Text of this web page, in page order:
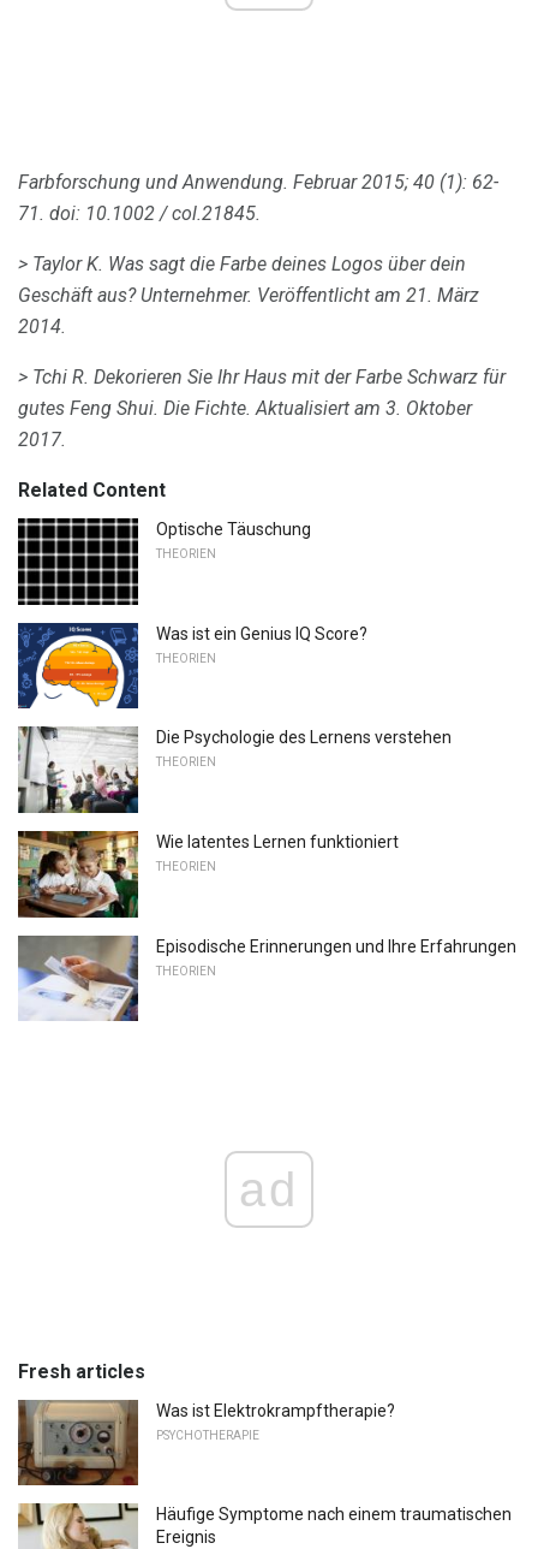
Farbforschung und Anwendung. Februar 2015; 40 (1): 62-
71. doi: 10.1002 / col.21845.
> Taylor K. Was sagt die Farbe deines Logos über dein
Geschäft aus? Unternehmer. Veröffentlicht am 21. März
2014.
> Tchi R. Dekorieren Sie Ihr Haus mit der Farbe Schwarz für
gutes Feng Shui. Die Fichte. Aktualisiert am 3. Oktober
2017.
Related Content
Optische Täuschung
THEORIEN
Was ist ein Genius IQ Score?
THEORIEN
Die Psychologie des Lernens verstehen
THEORIEN
Wie latentes Lernen funktioniert
THEORIEN
Episodische Erinnerungen und Ihre Erfahrungen
THEORIEN
ad
Fresh articles
Was ist Elektrokrampftherapie?
PSYCHOTHERAPIE
Häufige Symptome nach einem traumatischen
Ereignis